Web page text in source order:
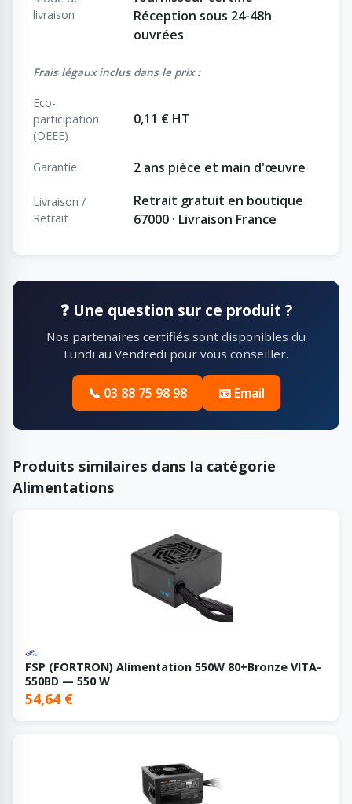
livraison
Réception sous 24-48h
ouvrées
Frais légaux inclus dans le prix :
Eco-
participation
(DEEE)
0,11 € HT
Garantie 2 ans pièce et main d'œuvre
Livraison /
Retrait
Retrait gratuit en boutique
67000 · Livraison France
❓ Une question sur ce produit ?
Nos partenaires certifiés sont disponibles du
Lundi au Vendredi pour vous conseiller.
📞 03 88 75 98 98 📧 Email
Produits similaires dans la catégorie
Alimentations
FSP (FORTRON) Alimentation 550W 80+Bronze VITA-
550BD — 550 W
54,64 €